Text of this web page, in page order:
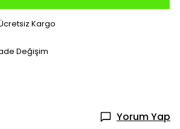
Kargo
Değişim
Yorum Yap